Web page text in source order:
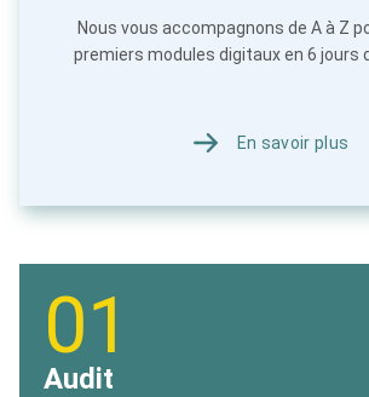
Nous vous accompagnons de A à Z
premiers modules digitaux en 6 jours
En savoir plus
01
Audit